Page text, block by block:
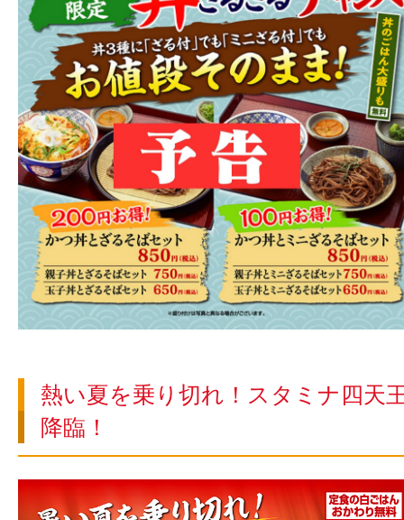
熱い夏を乗り切れ！スタミナ四天
降臨！